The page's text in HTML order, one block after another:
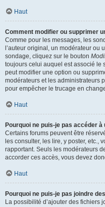
Haut
Comment modifier ou supprimer
Comme pour les messages, les
l’auteur original, un modérateur ou
sondage, cliquez sur le bouton
toujours celui auquel est associé le
peut modifier une option ou
modérateurs et les administrateurs
pour empêcher le trucage en
Haut
Pourquoi ne puis-je pas accéder à
Certains forums peuvent être
les consulter, les lire, y poster, etc.,
rapportant. Seuls les modérateurs
accorder ces accès, vous devez
Haut
Pourquoi ne puis-je pas joindre
La possibilité d’ajouter des fichiers